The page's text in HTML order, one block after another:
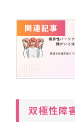
関連記事
双極性障害